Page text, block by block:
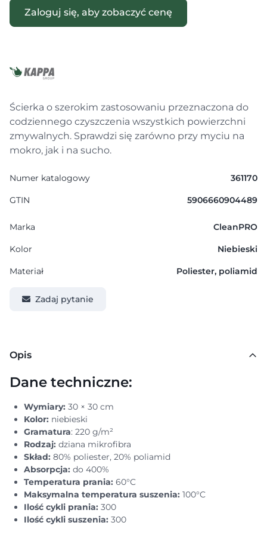
Zaloguj się, aby zobaczyć cenę
Ścierka o szerokim zastosowaniu przeznaczona do
codziennego czyszczenia wszystkich powierzchni
zmywalnych. Sprawdzi się zarówno przy myciu na
mokro, jak i na sucho.
Numer katalogowy 361170
GTIN 5906660904489
Marka CleanPRO
Kolor Niebieski
Materiał Poliester, poliamid
Zadaj pytanie
Opis
Dane techniczne:
Wymiary: 30 × 30 cm
Kolor: niebieski
Gramatura: 220 g/m²
Rodzaj: dziana mikrofibra
Skład: 80% poliester, 20% poliamid
Absorpcja: do 400%
Temperatura prania: 60°C
Maksymalna temperatura suszenia: 100°C
Ilość cykli prania: 300
Ilość cykli suszenia: 300